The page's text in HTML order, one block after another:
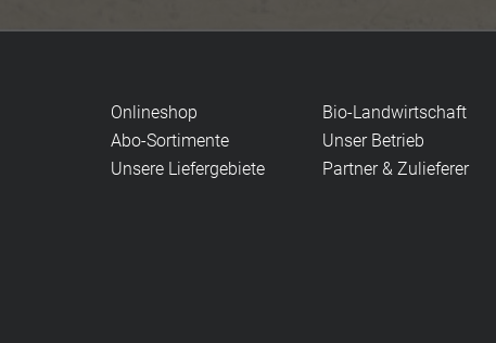
Onlineshop
Abo-Sortimente
Unsere Liefergebiete
Bio-Landwirtschaft
Unser Betrieb
Partner & Zulieferer